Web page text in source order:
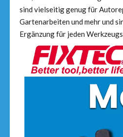
sind vielseitig genug für
Gartenarbeiten und mehr und
Ergänzung für jeden